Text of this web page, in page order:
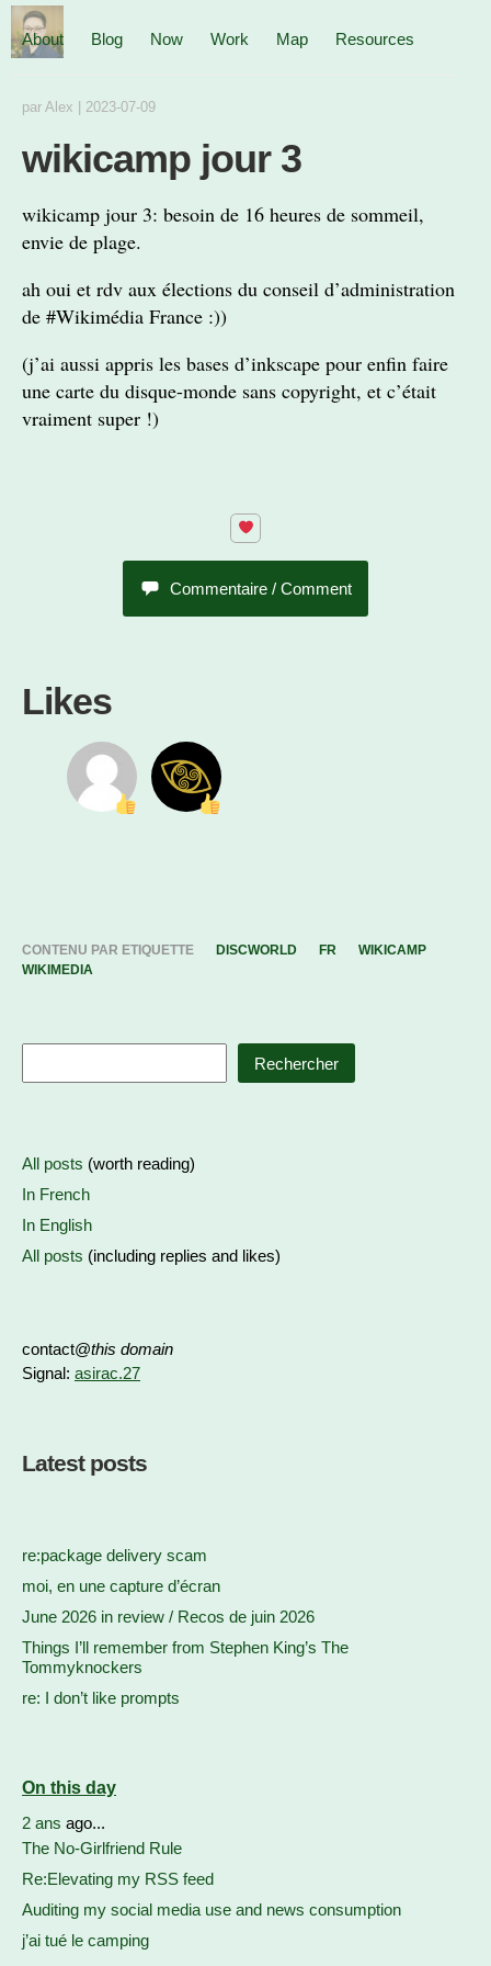
About Blog Now Work Map Resources
par Alex 2023-07-09
wikicamp jour 3
wikicamp jour 3: besoin de 16 heures de sommeil,
envie de plage.
ah oui et rdv aux élections du conseil d’administration
de #Wikimédia France :))
(j’ai aussi appris les bases d’inkscape pour enfin faire
une carte du disque-monde sans copyright, et c’était
vraiment super !)
Commentaire / Comment
Likes
CONTENU PAR ETIQUETTE DISCWORLD FR
WIKICAMP
WIKIMEDIA
Rechercher
All posts (worth reading)
In French
In English
All posts (including replies and likes)
contact@this domain
Signal: asirac.27
Latest posts
re:package delivery scam
moi, en une capture d’écran
June 2026 in review / Recos de juin 2026
Things I’ll remember from Stephen King’s The
Tommyknockers
re: I don’t like prompts
On this day
2 ans ago...
The No-Girlfriend Rule
Re:Elevating my RSS feed
Auditing my social media use and news consumption
j’ai tué le camping